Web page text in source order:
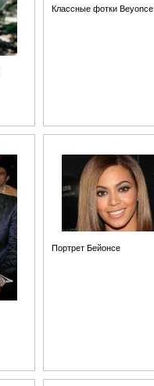
Классные фотки Beyonce
Портрет Бейонсе